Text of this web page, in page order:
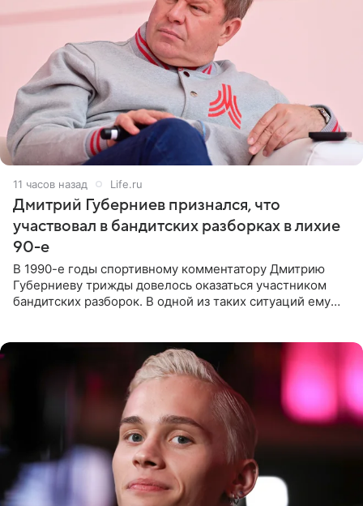
11 часов назад Life.ru
Дмитрий Губерниев признался, что
участвовал в бандитских разборках в лихие
90-е
В 1990-е годы спортивному комментатору Дмитрию
Губерниеву трижды довелось оказаться участником
бандитских разборок. В одной из таких ситуаций ему